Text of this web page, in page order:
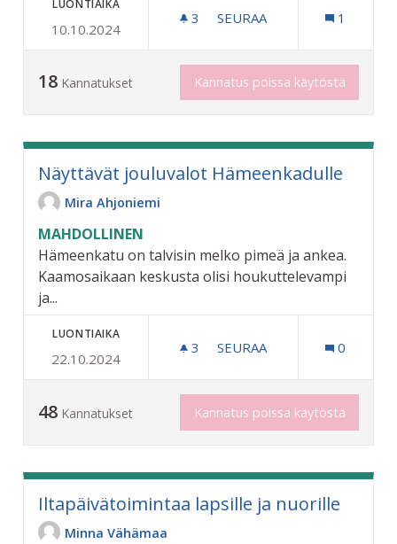
LUONTIAIKA
10.10.2024
3 3 SEURAAJAA
SEURAA 1
18 Kannatukset Kannatus poissa käytöstä
Näyttävät jouluvalot Hämeenkadulle
Mira Ahjoniemi
MAHDOLLINEN
Hämeenkatu on talvisin melko pimeä ja ankea.
Kaamosaikaan keskusta olisi houkuttelevampi
ja...
LUONTIAIKA
22.10.2024
3 3 SEURAAJAA
SEURAA 0
48 Kannatukset Kannatus poissa käytöstä
Iltapäivätoimintaa lapsille ja nuorille
Minna Vähämaa